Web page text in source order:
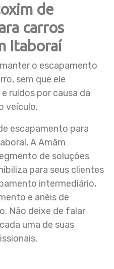
de
carros
Itaboraí
o escapamento
sem que ele
ruídos por causa da
veículo.
escapamento para
A Amâm
de soluções
para seus clientes
intermediário,
e anéis de
Não deixe de falar
uma de suas